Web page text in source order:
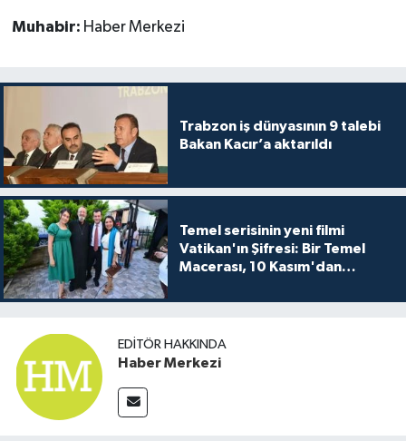
Muhabir: Haber Merkezi
Trabzon iş dünyasının 9 talebi
Bakan Kacır’a aktarıldı
Temel serisinin yeni filmi
Vatikan'ın Şifresi: Bir Temel
Macerası, 10 Kasım'dan
buluşuyo
EDITÖR HAKKINDA
Haber Merkezi